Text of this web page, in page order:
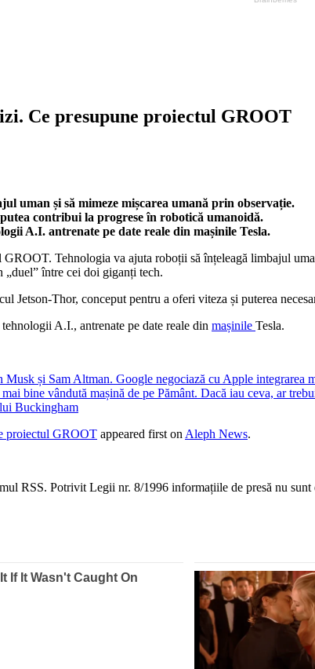
Ce presupune proiectul GROOT
uman și să mimeze mișcarea umană prin observație.
contribui la progrese în robotică umanoidă.
A.I. antrenate pe date reale din mașinile Tesla.
Tehnologia va ajuta roboții să înțeleagă limbajul
între cei doi giganți tech.
Jetson-Thor, conceput pentru a oferi viteza și puterea
A.I., antrenate pe date reale din mașinile Tesla.
Musk și Sam Altman. Google negociază cu Apple integrarea
bine vândută mașină de pe Pământ. Dacă iau ceva, ar
Buckingham
proiectul GROOT appeared first on Aleph News.
RSS. Potrivit Legii nr. 8/1996 informațiile de presă nu